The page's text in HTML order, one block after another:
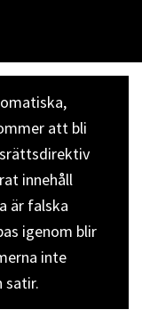
att bli
innehåll
är falska
igenom blir
inte
satir.